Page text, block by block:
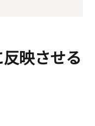
映させる